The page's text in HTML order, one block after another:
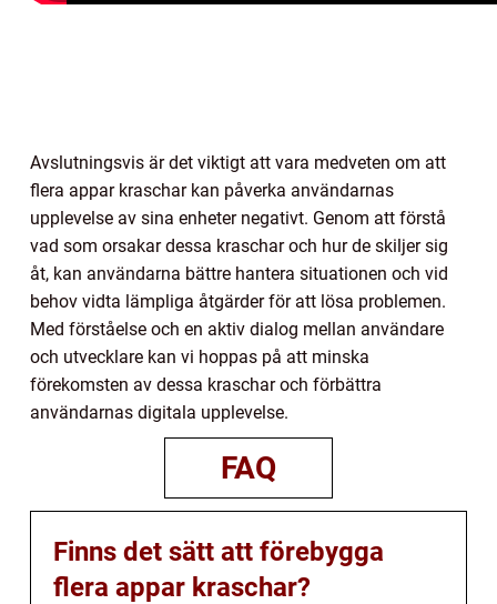
Avslutningsvis är det viktigt att vara medveten om att
flera appar kraschar kan påverka användarnas
upplevelse av sina enheter negativt. Genom att förstå
vad som orsakar dessa kraschar och hur de skiljer sig
åt, kan användarna bättre hantera situationen och vid
behov vidta lämpliga åtgärder för att lösa problemen.
Med förståelse och en aktiv dialog mellan användare
och utvecklare kan vi hoppas på att minska
förekomsten av dessa kraschar och förbättra
användarnas digitala upplevelse.
FAQ
Finns det sätt att förebygga
flera appar kraschar?